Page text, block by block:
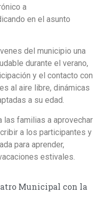
a
en el asunto
del municipio una
durante el verano,
y el contacto con
al aire libre, dinámicas
a su edad.
las familias a aprovechar
a los participantes y
para aprender,
estivales.
Municipal con la